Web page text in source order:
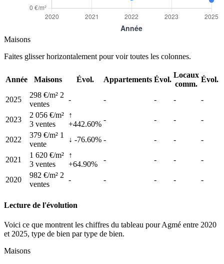
Maisons
Faites glisser horizontalement pour voir toutes les colonnes.
Année Maisons Évol. Appartements Évol.
Locaux
comm.
Évol.
2025
298 €/m² 2
ventes
- - - - -
2023
2 056 €/m²
3 ventes
↑
+442.60%
- - - -
2022
379 €/m² 1
vente
↓ -76.60% - - - -
2021
1 620 €/m²
3 ventes
↑
+64.90%
- - - -
2020
982 €/m² 2
ventes
- - - - -
Lecture de l'évolution
Voici ce que montrent les chiffres du tableau pour Agmé entre 2020
et 2025, type de bien par type de bien.
Maisons